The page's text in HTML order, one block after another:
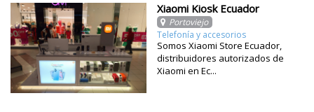
Xiaomi Kiosk Ecuador
Portoviejo
Telefonía y accesorios
Somos Xiaomi Store Ecuador,
distribuidores autorizados de
Xiaomi en Ec...